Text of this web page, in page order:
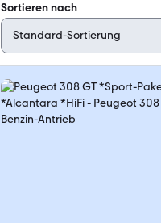
Sortieren nach